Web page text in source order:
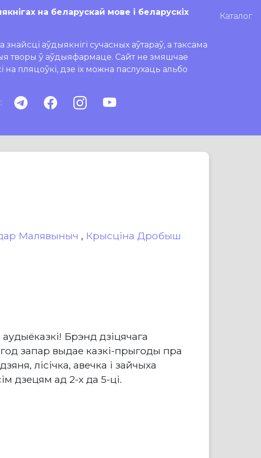
на беларускай мове і беларускіх
знайсці аўдыякнігі сучасных аўтараў, а таксама
творы ў аўдыяфармаце. Сайт не змяшчае
на пляцоўкі, дзе іх можна паслухаць альбо
Каталог
Малявыныч , Крысціна Дробыш
Брэнд дзіцячага
запар выдае казкі-прыгоды пра
лісічка, авечка і зайчыха
дзецям ад 2-х да 5-ці.